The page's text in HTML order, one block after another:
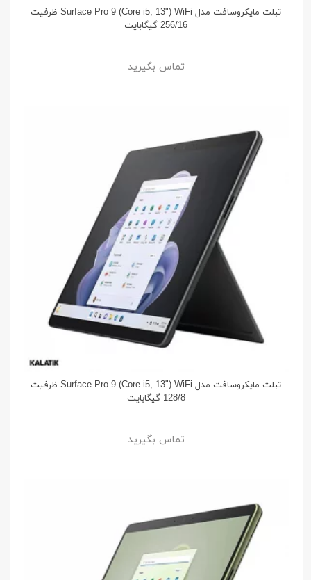
تبلت مایکروسافت مدل Surface Pro 9 (Core i5, 13") WiFi ظرفیت
256/16 گیگابایت
تماس بگیرید
تبلت مایکروسافت مدل Surface Pro 9 (Core i5, 13") WiFi ظرفیت
128/8 گیگابایت
تماس بگیرید